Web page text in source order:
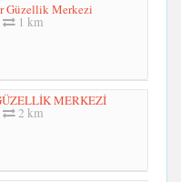
Güzellik Merkezi
1 km
MERKEZİ
2 km